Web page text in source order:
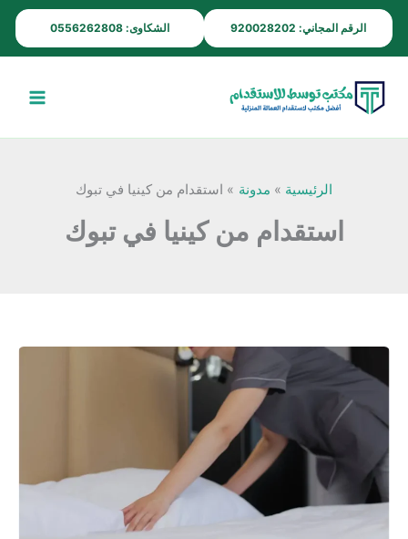
الرقم المجاني: 920028202 الشكاوى: 0556262808
تخطي
إلى
المحتوى
الرئيسية مدونة استقدام من كينيا في تبوك
استقدام من كينيا في تبوك
مكتب
استقدام
الرياض